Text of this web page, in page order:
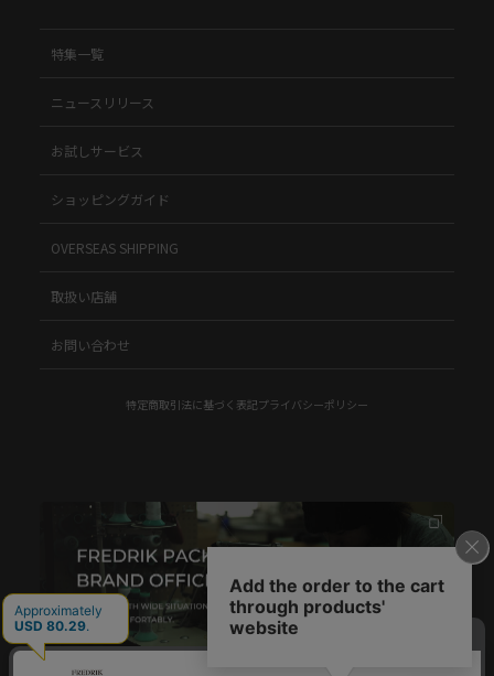
特集一覧
ニュースリリース
お試しサービス
ショッピングガイド
OVERSEAS SHIPPING
取扱い店舗
お問い合わせ
特定商取引法に基づく表記プライバシーポリシー